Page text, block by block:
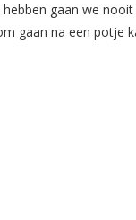
gaan we
gaan na een potje